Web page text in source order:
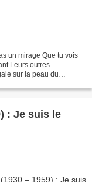
un mirage Que tu vois
Leurs outres
sur la peau du
: Je suis le